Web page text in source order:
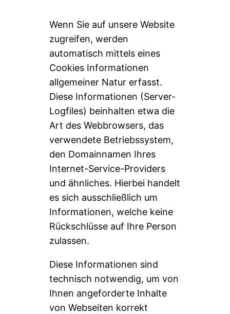
Wenn Sie auf unsere Website
zugreifen, werden
automatisch mittels eines
Cookies Informationen
allgemeiner Natur erfasst.
Diese Informationen (Server-
Logfiles) beinhalten etwa die
Art des Webbrowsers, das
verwendete Betriebssystem,
den Domainnamen Ihres
Internet-Service-Providers
und ähnliches. Hierbei handelt
es sich ausschließlich um
Informationen, welche keine
Rückschlüsse auf Ihre Person
zulassen.
Diese Informationen sind
technisch notwendig, um von
Ihnen angeforderte Inhalte
von Webseiten korrekt